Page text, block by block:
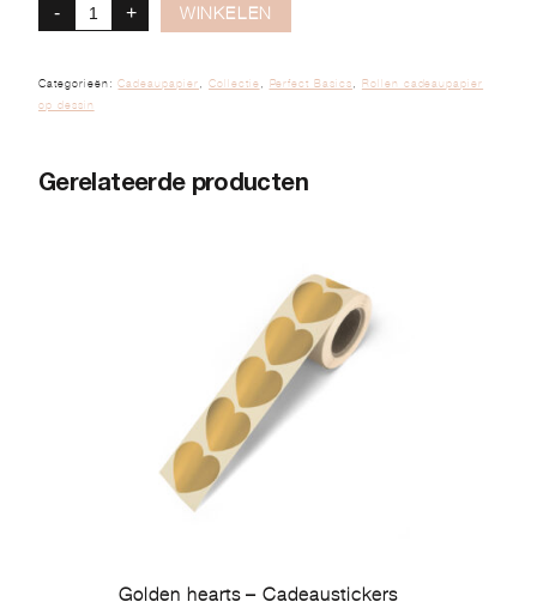
- + WINKELEN
Categorieën:Cadeaupapier Collectie Perfect Basics
Rollen cadeaupapier
op dessin
Gerelateerde producten
Golden hearts – Cadeaustickers